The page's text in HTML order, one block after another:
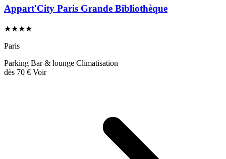
Appart'City Paris Grande Bibliothèque
★★★★
Paris
Parking Bar & lounge Climatisation
dès 70 € Voir